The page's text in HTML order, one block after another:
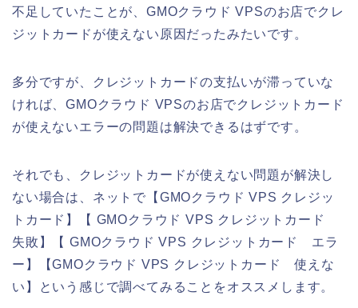
不足していたことが、GMOクラウド VPSのお店でクレ
ジットカードが使えない原因だったみたいです。
多分ですが、クレジットカードの支払いが滞っていな
ければ、GMOクラウド VPSのお店でクレジットカード
が使えないエラーの問題は解決できるはずです。
それでも、クレジットカードが使えない問題が解決し
ない場合は、ネットで【GMOクラウド VPS クレジッ
トカード】【 GMOクラウド VPS クレジットカード
失敗】【 GMOクラウド VPS クレジットカード エラ
ー】【GMOクラウド VPS クレジットカード 使えな
い】という感じで調べてみることをオススメします。